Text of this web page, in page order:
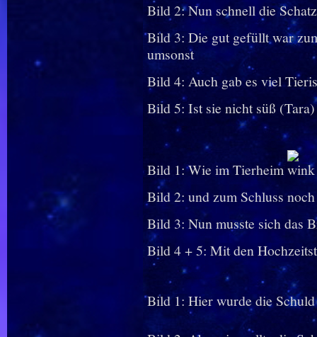
Bild 2: Nun schnell die
Bild 3: Die gut gefüllt war
umsonst
Bild 4: Auch gab es viel
Bild 5: Ist sie nicht süß (Tara)
Bild 1: Wie im Tierheim
Bild 2: und zum Schluss
Bild 3: Nun musste sich das
Bild 4 + 5: Mit den
Bild 1: Hier wurde die